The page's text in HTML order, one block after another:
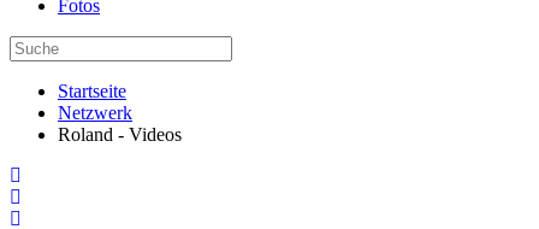
Fotos
Startseite
Netzwerk
Roland - Videos